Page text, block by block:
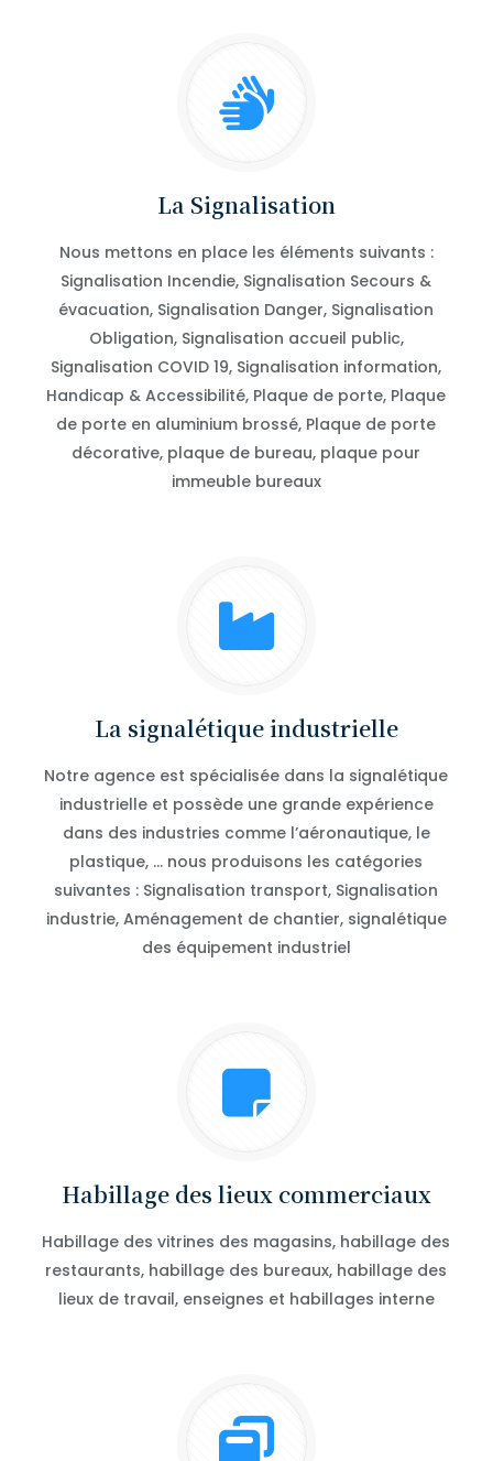
La Signalisation
Nous mettons en place les éléments suivants :
Signalisation Incendie, Signalisation Secours &
évacuation, Signalisation Danger, Signalisation
Obligation, Signalisation accueil public,
Signalisation COVID 19, Signalisation information,
Handicap & Accessibilité, Plaque de porte, Plaque
de porte en aluminium brossé, Plaque de porte
décorative, plaque de bureau, plaque pour
immeuble bureaux
La signalétique industrielle
Notre agence est spécialisée dans la signalétique
industrielle et possède une grande expérience
dans des industries comme l’aéronautique, le
plastique, … nous produisons les catégories
suivantes : Signalisation transport, Signalisation
industrie, Aménagement de chantier, signalétique
des équipement industriel
Habillage des lieux commerciaux
Habillage des vitrines des magasins, habillage des
restaurants, habillage des bureaux, habillage des
lieux de travail, enseignes et habillages interne